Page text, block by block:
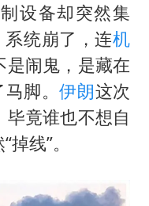
今日15时起福州地铁高架区段停运
王艺迪2-4不敌张本美和止步4强
荆斩棘》
横滨赛决赛
学教师减少13.19万
设备却突然集
统崩了，连机
是闹鬼，是藏在
马脚。伊朗这次
竟谁也不想自
线”。